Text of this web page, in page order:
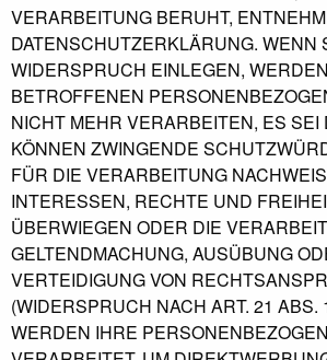
VERARBEITUNG BERUHT,
DATENSCHUTZERKLÄRUNG. WENN
WIDERSPRUCH EINLEGEN,
BETROFFENEN
NICHT MEHR VERARBEITEN, ES SEI
KÖNNEN ZWINGENDE
FÜR DIE VERARBEITUNG
INTERESSEN, RECHTE UND
ÜBERWIEGEN ODER DIE
GELTENDMACHUNG, AUSÜBUNG
VERTEIDIGUNG VON
(WIDERSPRUCH NACH ART. 21 ABS.
WERDEN IHRE